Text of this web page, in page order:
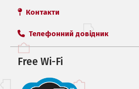
Контакти
Телефонний довідник
Free Wi-Fi